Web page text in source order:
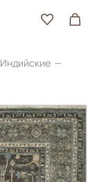
Индийские